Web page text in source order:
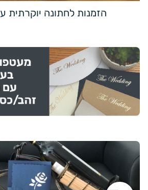
הזמנות לחתונה